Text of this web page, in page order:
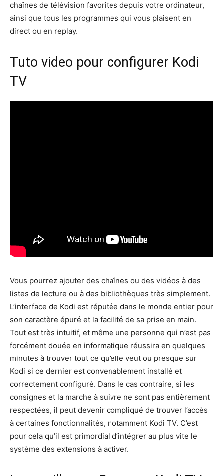
chaînes de télévision favorites depuis votre ordinateur,
ainsi que tous les programmes qui vous plaisent en
direct ou en replay.
Tuto video pour configurer Kodi
TV
Vous pourrez ajouter des chaînes ou des vidéos à des
listes de lecture ou à des bibliothèques très simplement.
L’interface de Kodi est réputée dans le monde entier pour
son caractère épuré et la facilité de sa prise en main.
Tout est très intuitif, et même une personne qui n’est pas
forcément douée en informatique réussira en quelques
minutes à trouver tout ce qu’elle veut ou presque sur
Kodi si ce dernier est convenablement installé et
correctement configuré. Dans le cas contraire, si les
consignes et la marche à suivre ne sont pas entièrement
respectées, il peut devenir compliqué de trouver l’accès
à certaines fonctionnalités, notamment Kodi TV. C’est
pour cela qu’il est primordial d’intégrer au plus vite le
système des extensions à activer.